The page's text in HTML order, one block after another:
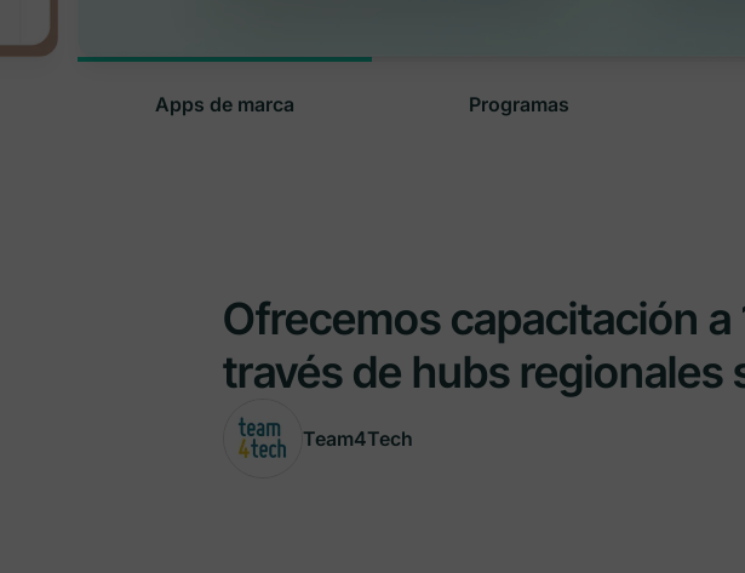
Apps de marca Programas
Ofrecemos capacitación
través de hubs
Team4Tech